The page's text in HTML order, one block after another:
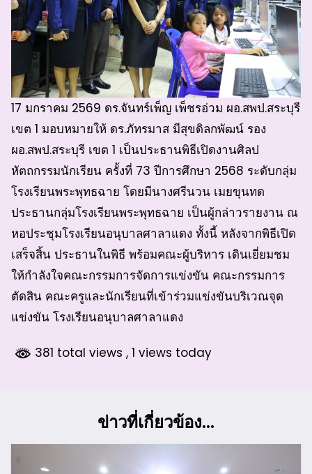
17 มกราคม 2569 ดร.จันทร์เพ็ญ เพ็ชรอ่วม ผอ.สพป.สระบุรี
เขต 1 มอบหมายให้ ดร.ภัทรมาส มีสุขดิลกพัฒน์ รอง
ผอ.สพป.สระบุรี เขต 1 เป็นประธานพิธีเปิดงานศิลป
หัตถกรรมนักเรียน ครั้งที่ 73 ปีการศึกษา 2568 ระดับกลุ่ม
โรงเรียนพระพุทธฉาย โดยมีนางศรีนวน เมยขุนทด
ประธานกลุ่มโรงเรียนพระพุทธฉาย เป็นผู้กล่าวรายงาน ณ
หอประชุมโรงเรียนอนุบาลศาลาแดง ทั้งนี้ หลังจากพิธีเปิด
เสร็จสิ้น ประธานในพิธี พร้อมคณะผู้บริหาร เดินเยี่ยมชม
ให้กำลังใจคณะกรรมการจัดการแข่งขัน คณะกรรมการ
ตัดสิน คณะครูและนักเรียนที่เข้าร่วมแข่งขันบริเวณจุด
แข่งขัน โรงเรียนอนุบาลศาลาแดง
381 total views , 1 views today
ข่าวที่เกี่ยวข้อง...